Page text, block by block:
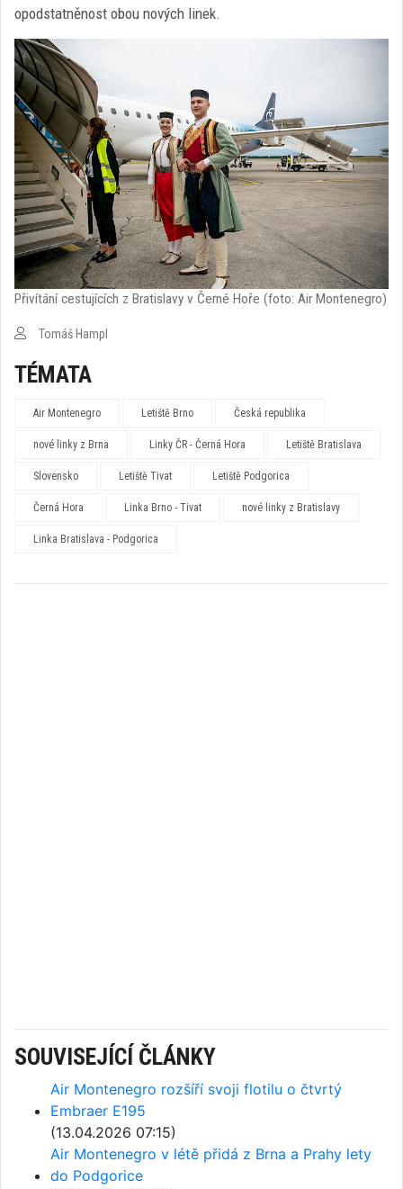
opodstatněnost obou nových linek.
Přivítání cestujících z Bratislavy v Černé Hoře (foto: Air Montenegro)
Tomáš Hampl
TÉMATA
Air Montenegro Letiště Brno Česká republika
nové linky z Brna Linky ČR - Černá Hora Letiště Bratislava
Slovensko Letiště Tivat Letiště Podgorica
Černá Hora Linka Brno - Tivat nové linky z Bratislavy
Linka Bratislava - Podgorica
SOUVISEJÍCÍ ČLÁNKY
Air Montenegro rozšíří svoji flotilu o čtvrtý
Embraer E195
(13.04.2026 07:15)
Air Montenegro v létě přidá z Brna a Prahy lety
do Podgorice